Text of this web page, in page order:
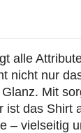
alle
nicht nur
Mit
das Shirt
– vielseitig